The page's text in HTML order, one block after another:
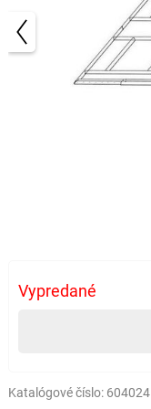
Vypredané
Katalógové číslo: 604024